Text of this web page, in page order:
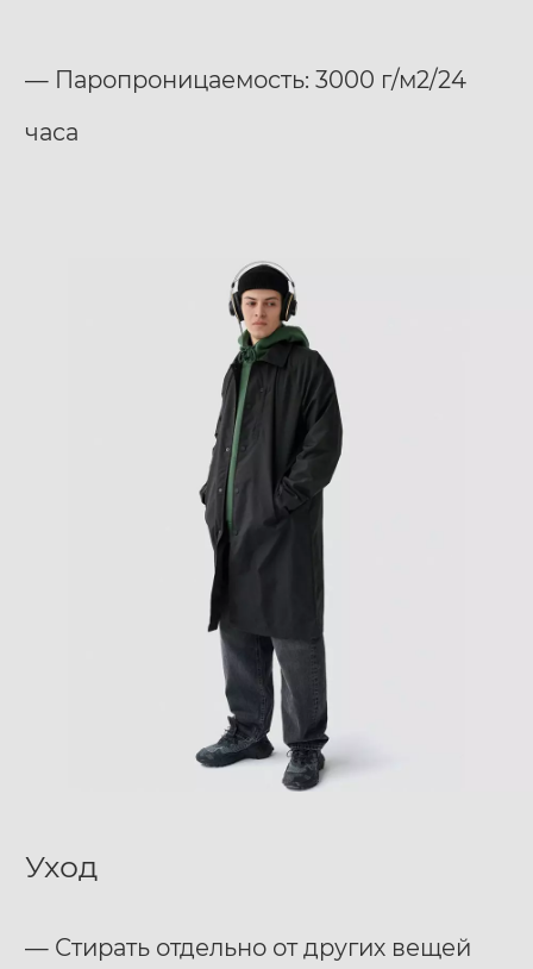
— Паропроницаемость: 3000 г/м2/24
часа
Уход
— Стирать отдельно от других вещей